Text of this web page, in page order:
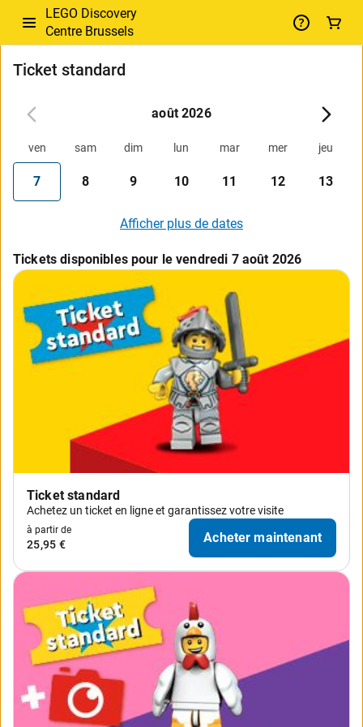
LEGO Discovery
Centre Brussels
Ticket standard
août 2026
ven sam dim lun mar mer jeu
7 8 9 10 11 12 13
Afficher plus de dates
Tickets disponibles pour le vendredi 7 août 2026
Ticket standard
Achetez un ticket en ligne et garantissez votre visite
à partir de
25,95 € Acheter maintenant